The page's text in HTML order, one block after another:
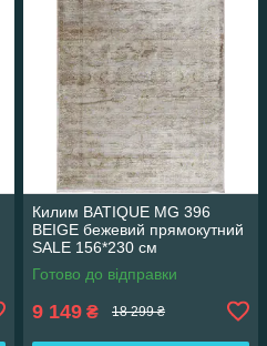
Килим BATIQUE MG 396
BEIGE бежевий прямокутний
SALE 156*230 см
Готово до відправки
9 149 ₴ 18 299 ₴